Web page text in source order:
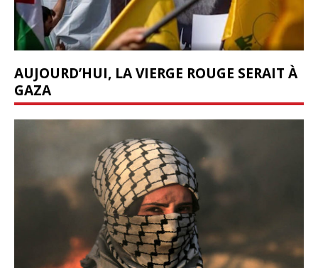
AUJOURD’HUI, LA VIERGE ROUGE SERAIT À
GAZA